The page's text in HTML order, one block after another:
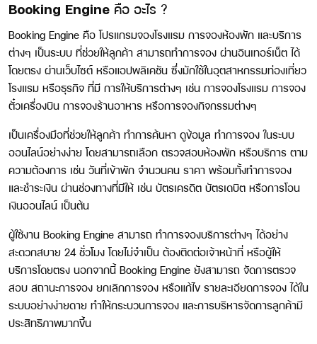
Booking Engine คือ อะไร ?
Booking Engine คือ โปรแกรมจองโรงแรม การจองห้องพัก และบริการ
ต่างๆ เป็นระบบ ที่ช่วยให้ลูกค้า สามารถทำการจอง ผ่านอินเทอร์เน็ต ได้
โดยตรง ผ่านเว็บไซต์ หรือแอปพลิเคชัน ซึ่งมักใช้ในอุตสาหกรรมท่องเที่ยว
โรงแรม หรือธุรกิจ ที่มี การให้บริการต่างๆ เช่น การจองโรงแรม การจอง
ตั๋วเครื่องบิน การจองร้านอาหาร หรือการจองกิจกรรมต่างๆ
เป็นเครื่องมือที่ช่วยให้ลูกค้า ทำการค้นหา ดูข้อมูล ทำการจอง ในระบบ
ออนไลน์อย่างง่าย โดยสามารถเลือก ตรวจสอบห้องพัก หรือบริการ ตาม
ความต้องการ เช่น วันที่เข้าพัก จำนวนคน ราคา พร้อมทั้งทำการจอง
และชำระเงิน ผ่านช่องทางที่มีให้ เช่น บัตรเครดิต บัตรเดบิต หรือการโอน
เงินออนไลน์ เป็นต้น
ผู้ใช้งาน Booking Engine สามารถ ทำการจองบริการต่างๆ ได้อย่าง
สะดวกสบาย 24 ชั่วโมง โดยไม่จำเป็น ต้องติดต่อเจ้าหน้าที่ หรือผู้ให้
บริการโดยตรง นอกจากนี้ Booking Engine ยังสามารถ จัดการตรวจ
สอบ สถานะการจอง ยกเลิกการจอง หรือแก้ไข รายละเอียดการจอง ได้ใน
ระบบอย่างง่ายดาย ทำให้กระบวนการจอง และการบริหารจัดการลูกค้ามี
ประสิทธิภาพมากขึ้น